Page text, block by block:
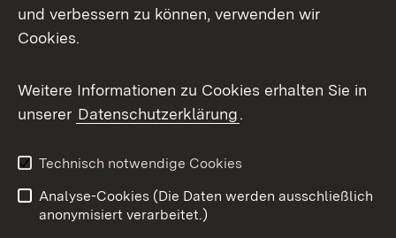
Facebook
X / Twitter
Youtube
Impressum
Kontakt
und verbessern zu können, verwenden wir
Cookies.
Weitere Informationen zu Cookies erhalten Sie in
unserer Datenschutzerklärung.
Technisch notwendige Cookies
Analyse-Cookies (Die Daten werden ausschließlich
anonymisiert verarbeitet.)